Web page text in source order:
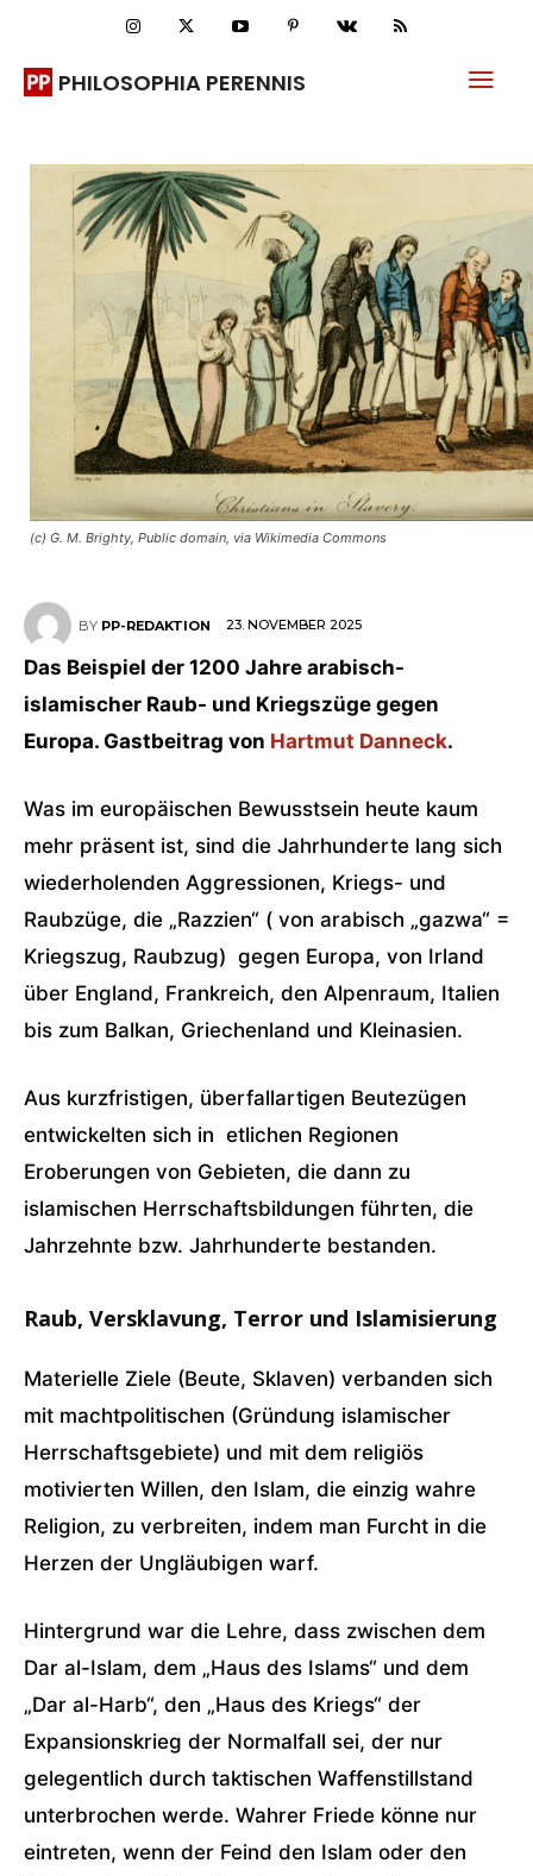
PHILOSOPHIA PERENNIS
(c) G. M. Brighty, Public domain, via Wikimedia Commons
BY PP-REDAKTION 23. NOVEMBER 2025
Das Beispiel der 1200 Jahre arabisch-
islamischer Raub- und Kriegszüge gegen
Europa. Gastbeitrag von Hartmut Danneck.
Was im europäischen Bewusstsein heute kaum
mehr präsent ist, sind die Jahrhunderte lang sich
wiederholenden Aggressionen, Kriegs- und
Raubzüge, die „Razzien“ ( von arabisch „gazwa“ =
Kriegszug, Raubzug) gegen Europa, von Irland
über England, Frankreich, den Alpenraum, Italien
bis zum Balkan, Griechenland und Kleinasien.
Aus kurzfristigen, überfallartigen Beutezügen
entwickelten sich in etlichen Regionen
Eroberungen von Gebieten, die dann zu
islamischen Herrschaftsbildungen führten, die
Jahrzehnte bzw. Jahrhunderte bestanden.
Raub, Versklavung, Terror und Islamisierung
Materielle Ziele (Beute, Sklaven) verbanden sich
mit machtpolitischen (Gründung islamischer
Herrschaftsgebiete) und mit dem religiös
motivierten Willen, den Islam, die einzig wahre
Religion, zu verbreiten, indem man Furcht in die
Herzen der Ungläubigen warf.
Hintergrund war die Lehre, dass zwischen dem
Dar al-Islam, dem „Haus des Islams“ und dem
„Dar al-Harb“, den „Haus des Kriegs“ der
Expansionskrieg der Normalfall sei, der nur
gelegentlich durch taktischen Waffenstillstand
unterbrochen werde. Wahrer Friede könne nur
eintreten, wenn der Feind den Islam oder den